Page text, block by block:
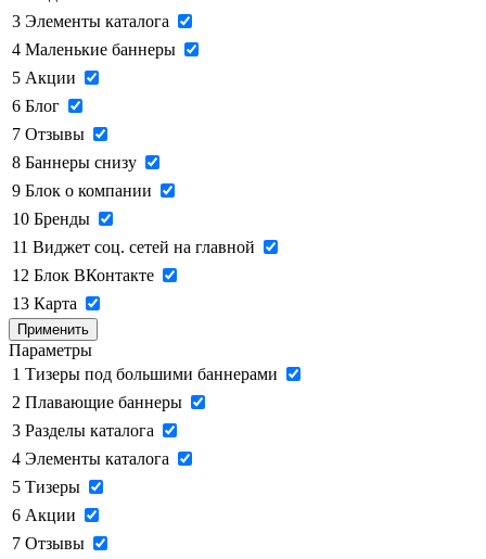
3 Элементы каталога
4 Маленькие баннеры
5 Акции
6 Блог
7 Отзывы
8 Баннеры снизу
9 Блок о компании
10 Бренды
11 Виджет соц. сетей на главной
12 Блок ВКонтакте
13 Карта
Применить
Параметры
1 Тизеры под большими баннерами
2 Плавающие баннеры
3 Разделы каталога
4 Элементы каталога
5 Тизеры
6 Акции
7 Отзывы